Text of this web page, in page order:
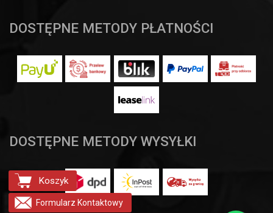
DOSTĘPNE METODY PŁATNOŚCI
DOSTĘPNE METODY WYSYŁKI
Formularz Kontaktowy
Koszyk